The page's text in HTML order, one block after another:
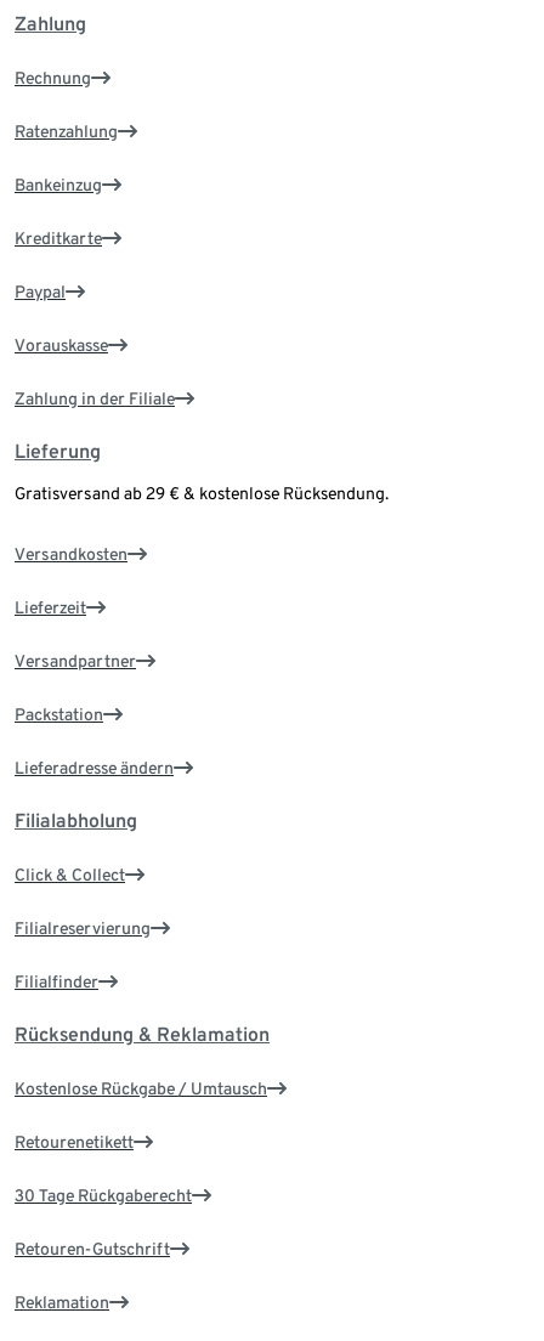
Zahlung
Rechnung
Ratenzahlung
Bankeinzug
Kreditkarte
Paypal
Vorauskasse
Zahlung in der Filiale
Lieferung
Gratisversand ab 29 € & kostenlose Rücksendung.
Versandkosten
Lieferzeit
Versandpartner
Packstation
Lieferadresse ändern
Filialabholung
Click & Collect
Filialreservierung
Filialfinder
Rücksendung & Reklamation
Kostenlose Rückgabe / Umtausch
Retourenetikett
30 Tage Rückgaberecht
Retouren-Gutschrift
Reklamation